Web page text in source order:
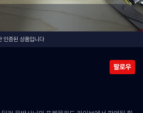
인증된 상품입니다
팔로우